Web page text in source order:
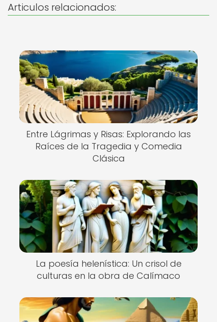
Articulos relacionados:
Entre Lágrimas y Risas: Explorando las
Raíces de la Tragedia y Comedia
Clásica
La poesía helenística: Un crisol de
culturas en la obra de Calímaco